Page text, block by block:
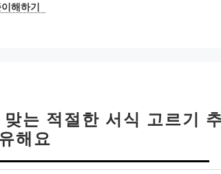
해하기
는 적절한 서식 고르기
해요